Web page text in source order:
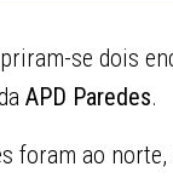
se dois
APD Paredes.
foram ao